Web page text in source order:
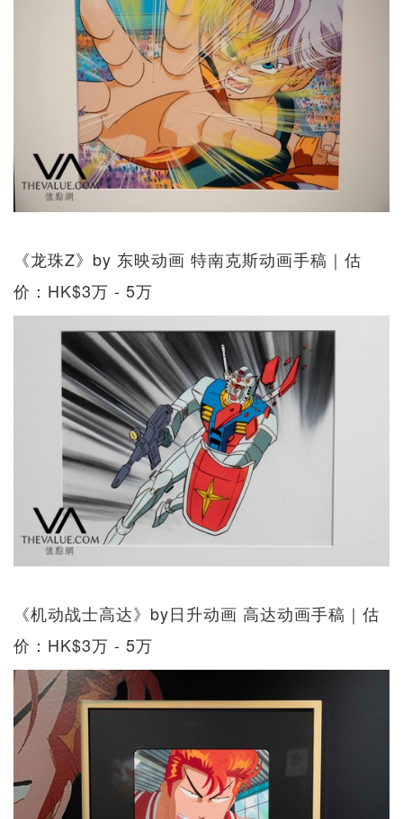
《龙珠Z》by 东映动画 特南克斯动画手稿｜估
价：HK$3万 - 5万
《机动战士高达》by日升动画 高达动画手稿｜估
价：HK$3万 - 5万